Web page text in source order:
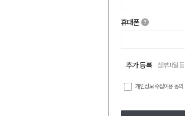
휴대폰
추가 등록 첨부파일 등
개인정보 수집이용 동의